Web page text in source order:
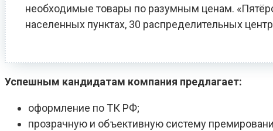
необходимые товары по разумным ценам.
населенных пунктах, 30 распределительных
Успешным кандидатам компания предлагает:
оформление по ТК РФ;
прозрачную и объективную систему